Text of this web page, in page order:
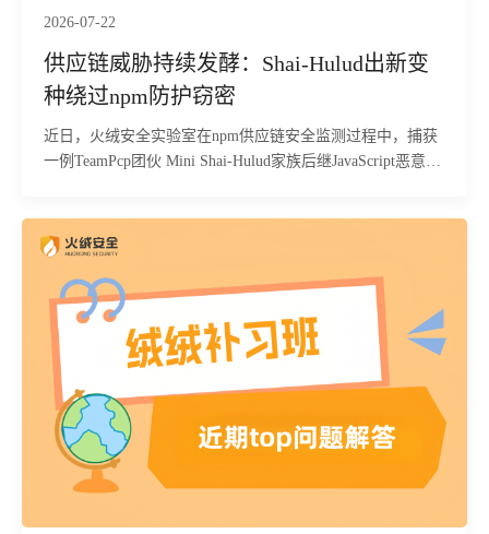
2026-07-22
供应链威胁持续发酵：Shai-Hulud出新变
种绕过npm防护窃密
近日，火绒安全实验室在npm供应链安全监测过程中，捕获
一例TeamPcp团伙 Mini Shai-Hulud家族后继JavaScript恶意载
衍生版本，核心攻击逻辑、窃密传播机制整体未发生改变，
属于该团伙持续迭代的供应链攻击产物。